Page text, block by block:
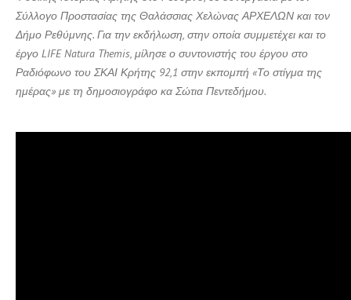
Σύλλογο Προστασίας της Θαλάσσιας Χελώνας ΑΡΧΕΛΩΝ και τον
Δήμο Ρεθύμνης. Για την εκδήλωση, στην οποία συμμετέχει και το
έργο LIFE Natura Themis, μίλησε ο συντονιστής του έργου στο
Ραδιόφωνο του ΣΚΑΙ Κρήτης 92,1 στην εκπομπή «Το στίγμα της
ημέρας» με τη δημοσιογράφο κα Σώτια Πεντεδήμου.